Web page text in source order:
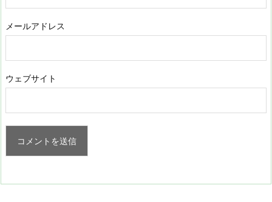
メールアドレス
ウェブサイト